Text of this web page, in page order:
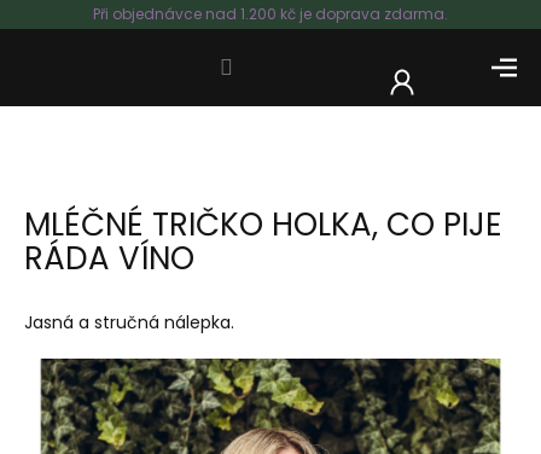
na
Při objednávce nad 1.200 kč je doprava zdarma.
MLÉČNÉ TRIČKO HOLKA, CO PIJE
RÁDA VÍNO
Jasná a stručná nálepka.